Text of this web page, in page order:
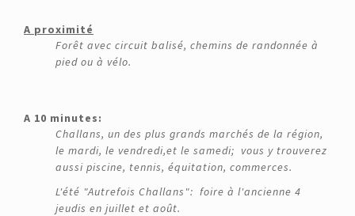
A proximité
Forêt avec circuit balisé, chemins de randonnée à
pied ou à vélo.
A 10 minutes:
Challans, un des plus grands marchés de la région,
le mardi, le vendredi,et le samedi; vous y trouverez
aussi piscine, tennis, équitation, commerces.
L'été "Autrefois Challans": foire à l'ancienne 4
jeudis en juillet et août.